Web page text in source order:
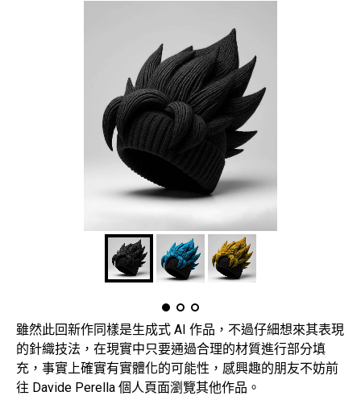
雖然此回新作同樣是生成式 AI 作品，不過仔細想來其表現
的針織技法，在現實中只要通過合理的材質進行部分填
充，事實上確實有實體化的可能性，感興趣的朋友不妨前
往 Davide Perella 個人頁面瀏覽其他作品。